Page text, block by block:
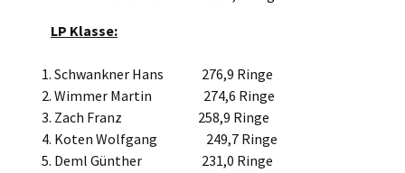
LP Klasse:
Schwankner Hans 276,9 Ringe
Wimmer Martin 274,6 Ringe
Zach Franz 258,9 Ringe
Koten Wolfgang 249,7 Ringe
Deml Günther 231,0 Ringe